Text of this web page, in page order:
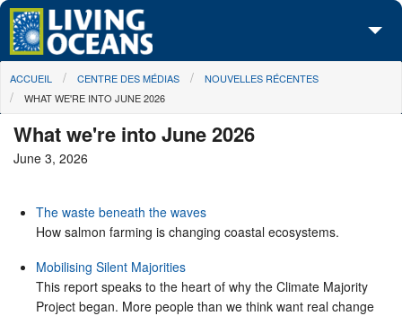
Skip to main content
À propos de nous
Centre des Médias
Passez à l'action
You are here
ACCUEIL CENTRE DES MÉDIAS
NOUVELLES RÉCENTES
WHAT WE'RE INTO JUNE 2026
What we're into June 2026
June 3, 2026
The waste beneath the waves
How salmon farming is changing coastal ecosystems.
Mobilising Silent Majorities
This report speaks to the heart of why the Climate Majority
Project began. More people than we think want real change